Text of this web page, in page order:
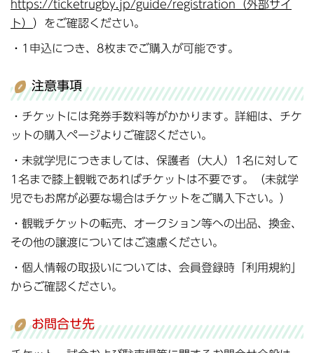
https://ticketrugby.jp/guide/registration（外部サイ
ト） ）をご確認ください。
・1申込につき、8枚までご購入が可能です。
注意事項
・チケットには発券手数料等がかかります。詳細は、チケ
ットの購入ページよりご確認ください。
・未就学児につきましては、保護者（大人）1名に対して
1名まで膝上観戦であればチケットは不要です。（未就学
児でもお席が必要な場合はチケットをご購入下さい。）
・観戦チケットの転売、オークション等への出品、換金、
その他の譲渡についてはご遠慮ください。
・個人情報の取扱いについては、会員登録時「利用規約」
からご確認ください。
お問合せ先